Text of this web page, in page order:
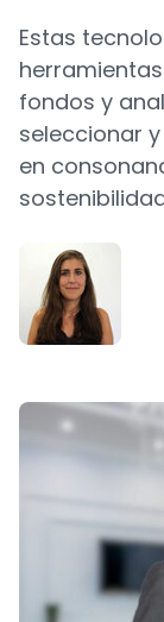
Estas
fondos y
seleccionar
en